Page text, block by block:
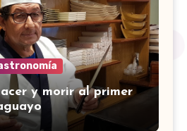
y morir al primer